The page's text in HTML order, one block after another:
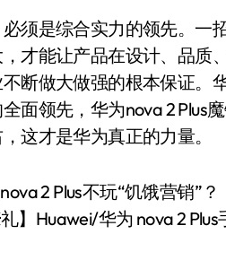
须是综合实力的领先。一
才能让产品在设计、品质
断做大做强的根本保证。
面领先，华为nova 2 Plus
这才是华为真正的力量。
】Huawei/华为 nova 2 Plus